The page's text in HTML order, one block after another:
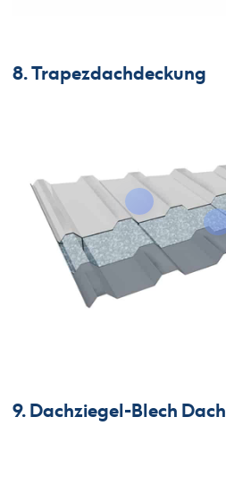
8. Trapezdachdeckung
9. Dachziegel-Blech